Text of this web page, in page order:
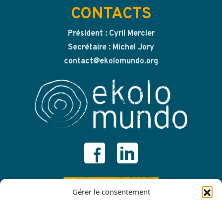
Gérer le consentement
CONTACTS
Président : Cyril Mercier
Secrétaire : Michel Jory
contact@ekolomundo.org
ADHÉRER